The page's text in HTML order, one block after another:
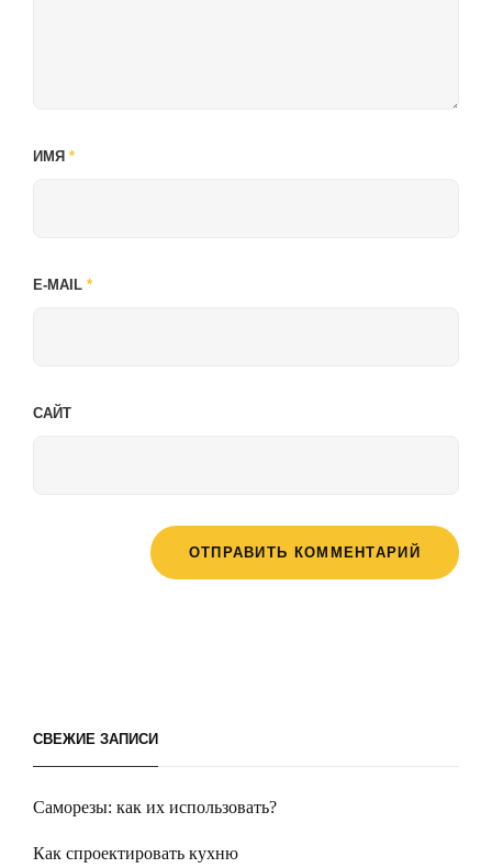
ИМЯ *
E-MAIL *
САЙТ
СВЕЖИЕ ЗАПИСИ
Саморезы: как их использовать?
Как спроектировать кухню